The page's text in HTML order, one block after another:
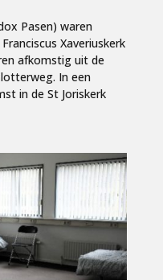
Pasen) waren
Xaveriuskerk
afkomstig uit de
In een
in de St Joriskerk